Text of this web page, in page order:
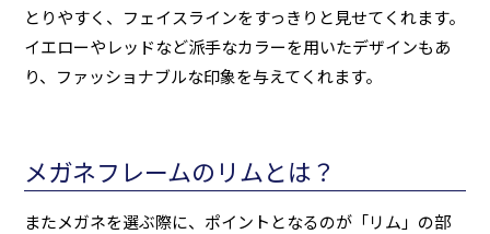
とりやすく、フェイスラインをすっきりと見せてくれます。
イエローやレッドなど派手なカラーを用いたデザインもあ
り、ファッショナブルな印象を与えてくれます。
メガネフレームのリムとは？
またメガネを選ぶ際に、ポイントとなるのが「リム」の部